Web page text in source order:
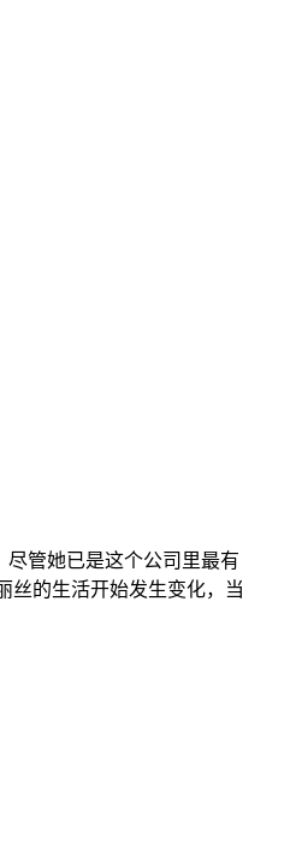
管她已是这个公司里最有
丝的生活开始发生变化，当